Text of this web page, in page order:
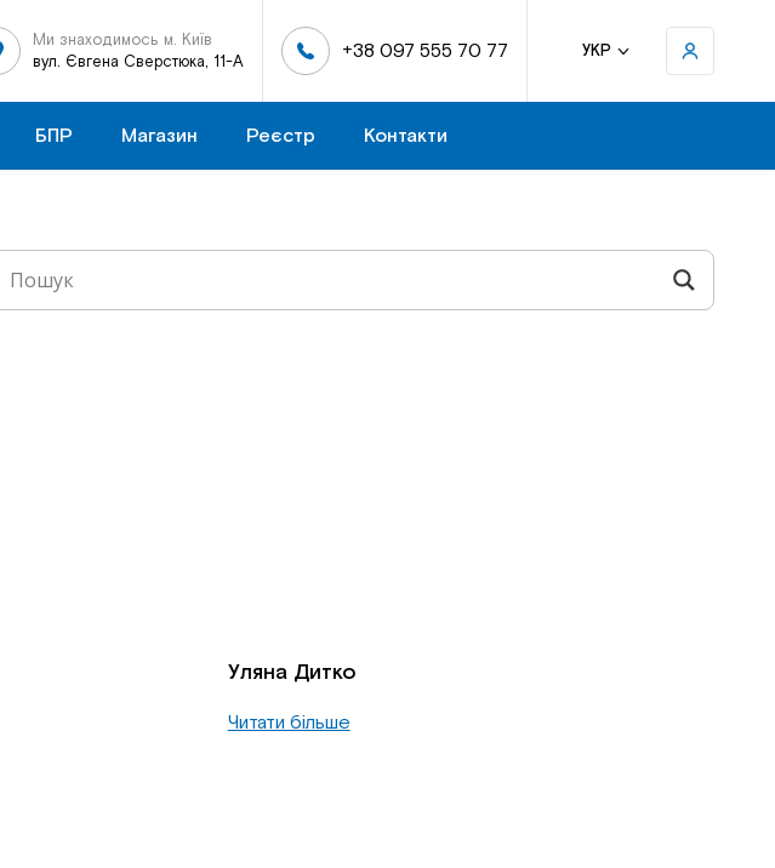
Ми знаходимось м. Київ
вул. Євгена Сверстюка, 11-А
+38 097 555 70 77 УКР
БПР Магазин Реєстр Контакти
Уляна Дитко
Читати більше